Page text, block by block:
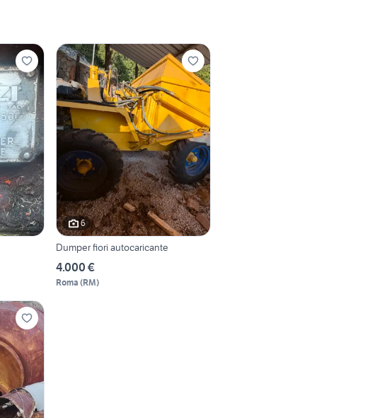
6
Dumper fiori autocaricante
4.000 €
Roma (RM)